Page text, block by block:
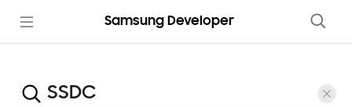
Samsung Developer